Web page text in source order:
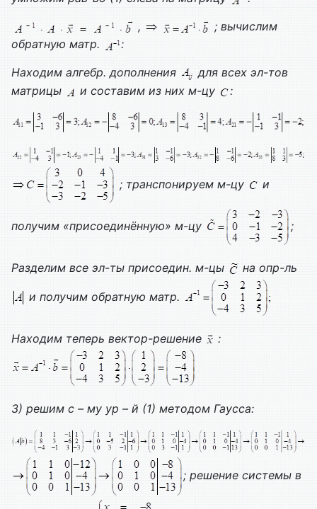
,
; вычислим
обратную матр.
:
Находим алгебр. дополнения
для всех эл-тов
матрицы
и составим из них м-цу :
; транспонируем м-цу и
получим «присоединённую» м-цу ;
Разделим все эл-ты присоедин. м-цы на опр-ль
и получим обратную матр.
Находим теперь вектор-решение :
3) решим с – му ур – й (1) методом Гаусса:
; решение системы в